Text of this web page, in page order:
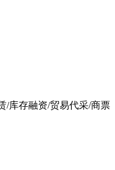
/库存融资/贸易代采/商票